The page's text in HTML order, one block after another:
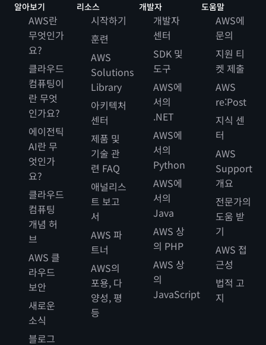
알아보기
AWS란
무엇인가
요?
클라우드
컴퓨팅이
란 무엇
인가요?
에이전틱
AI란 무
엇인가
요?
클라우드
컴퓨팅
개념 허
브
AWS 클
라우드
보안
새로운
소식
블로그
리소스
시작하기
훈련
AWS
Solutions
Library
아키텍처
센터
제품 및
기술 관
련 FAQ
애널리스
트 보고
서
AWS 파
트너
AWS의
포용, 다
양성, 평
등
개발자
개발자
센터
SDK 및
도구
AWS에
서의
.NET
AWS에
서의
Python
AWS에
서의
Java
AWS 상
의 PHP
AWS 상
의
JavaScript
도움말
AWS에
문의
지원 티
켓 제출
AWS
re:Post
지식 센
터
AWS
Support
개요
전문가의
도움 받
기
AWS 접
근성
법적 고
지